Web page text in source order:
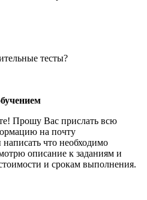
тесты?
Прошу Вас прислать всю
на почту
написать что необходимо
описание к заданиям и
и срокам выполнения.